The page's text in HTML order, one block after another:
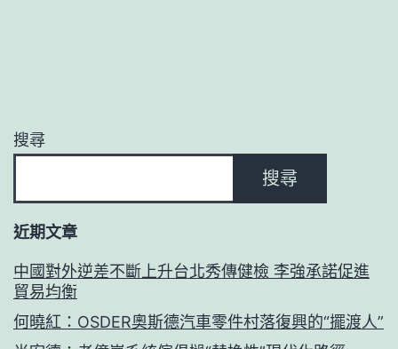
搜尋
搜尋
近期文章
中國對外逆差不斷上升台北秀傳健檢 李強承諾促進
貿易均衡
何曉紅：OSDER奧斯德汽車零件村落復興的“擺渡人”